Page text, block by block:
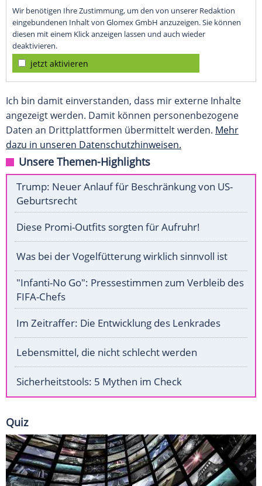
Wir benötigen Ihre Zustimmung, um den von unserer Redaktion
eingebundenen Inhalt von Glomex GmbH anzuzeigen. Sie können
diesen mit einem Klick anzeigen lassen und auch wieder
deaktivieren.
jetzt aktivieren
Ich bin damit einverstanden, dass mir externe Inhalte
angezeigt werden. Damit können personenbezogene
Daten an Drittplattformen übermittelt werden. Mehr
dazu in unseren Datenschutzhinweisen.
Unsere Themen-Highlights
Trump: Neuer Anlauf für Beschränkung von US-
Geburtsrecht
Diese Promi-Outfits sorgten für Aufruhr!
Was bei der Vogelfütterung wirklich sinnvoll ist
"Infanti-No Go": Pressestimmen zum Verbleib des
FIFA-Chefs
Im Zeitraffer: Die Entwicklung des Lenkrades
Lebensmittel, die nicht schlecht werden
Sicherheitstools: 5 Mythen im Check
Quiz